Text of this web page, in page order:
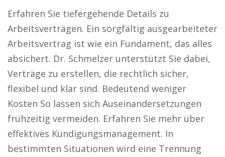
Erfahren Sie tiefergehende Details zu
Arbeitsverträgen. Ein sorgfältig ausgearbeiteter
Arbeitsvertrag ist wie ein Fundament, das alles
absichert. Dr. Schmelzer unterstützt Sie dabei,
Verträge zu erstellen, die rechtlich sicher,
flexibel und klar sind. Bedeutend weniger
Kosten So lassen sich Auseinandersetzungen
frühzeitig vermeiden. Erfahren Sie mehr über
effektives Kündigungsmanagement. In
bestimmten Situationen wird eine Trennung